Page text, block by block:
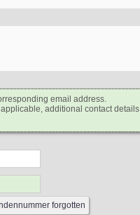
email address.
additional contact details